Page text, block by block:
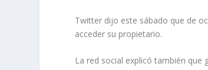
Twitter dijo este sábado que de
acceder su propietario.
La red social explicó también que